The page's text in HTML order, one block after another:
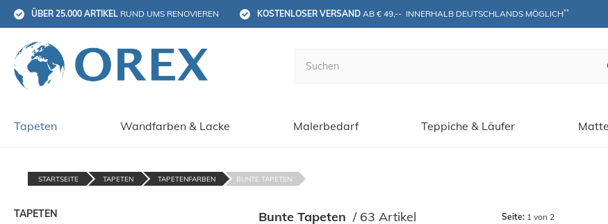
ÜBER 25.000 ARTIKEL RUND UMS RENOVIEREN KOSTENLOSER VERSAND AB € 49,--  INNERHALB DEUTSCHLANDS MÖGLICH**
Tapeten Wandfarben & Lacke Malerbedarf Teppiche & Läufer
STARTSEITE TAPETEN TAPETENFARBEN BUNTE TAPETEN
TAPETEN Bunte Tapeten / 63 Artikel Seite: 1 von 2